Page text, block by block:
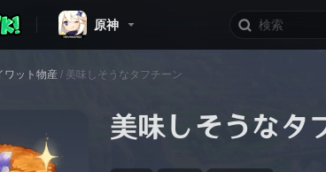
原神
ワット物産 / 美味しそうなタフチーン
美味しそうなタ